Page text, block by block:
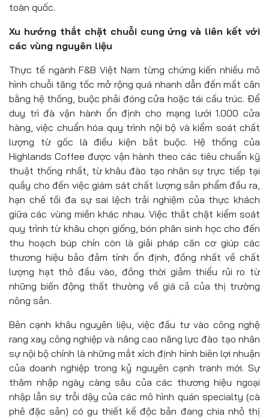
toàn quốc.
Xu hướng thắt chặt chuỗi cung ứng và liên kết với
các vùng nguyên liệu
Thực tế ngành F&B Việt Nam từng chứng kiến nhiều mô
hình chuỗi tăng tốc mở rộng quá nhanh dẫn đến mất cân
bằng hệ thống, buộc phải đóng cửa hoặc tái cấu trúc. Để
duy trì đà vận hành ổn định cho mạng lưới 1.000 cửa
hàng, việc chuẩn hóa quy trình nội bộ và kiểm soát chất
lượng từ gốc là điều kiện bắt buộc. Hệ thống của
Highlands Coffee được vận hành theo các tiêu chuẩn kỹ
thuật thống nhất, từ khâu đào tạo nhân sự trực tiếp tại
quầy cho đến việc giám sát chất lượng sản phẩm đầu ra,
hạn chế tối đa sự sai lệch trải nghiệm của thực khách
giữa các vùng miền khác nhau. Việc thắt chặt kiểm soát
quy trình từ khâu chọn giống, bón phân sinh học cho đến
thu hoạch búp chín còn là giải pháp căn cơ giúp các
thương hiệu bảo đảm tính ổn định, đồng nhất về chất
lượng hạt thô đầu vào, đồng thời giảm thiểu rủi ro từ
những biến động thất thường về giá cả của thị trường
nông sản.
Bên cạnh khâu nguyên liệu, việc đầu tư vào công nghệ
rang xay công nghiệp và nâng cao năng lực đào tạo nhân
sự nội bộ chính là những mắt xích định hình biên lợi nhuận
của doanh nghiệp trong kỷ nguyên cạnh tranh mới. Sự
thâm nhập ngày càng sâu của các thương hiệu ngoại
nhập lẫn sự trỗi dậy của các mô hình quán specialty (cà
phê đặc sản) có gu thiết kế độc bản đang chia nhỏ thị